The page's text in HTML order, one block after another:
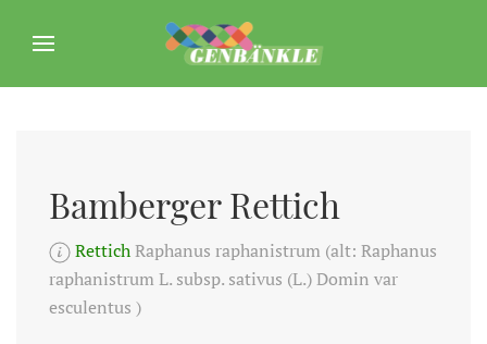
Bamberger Rettich
RettichRaphanus raphanistrum (alt: Raphanus
raphanistrum L. subsp. sativus (L.) Domin var
esculentus )